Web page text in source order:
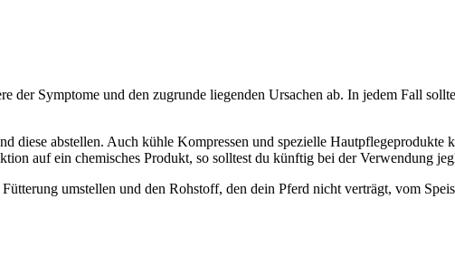
der Symptome und den zugrunde liegenden Ursachen ab. In jedem Fall
diese abstellen. Auch kühle Kompressen und spezielle
auf ein chemisches Produkt, so solltest du künftig bei der Verwendung
umstellen und den Rohstoff, den dein Pferd nicht verträgt, vom